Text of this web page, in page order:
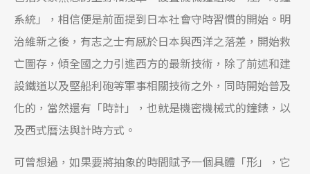
系統」，相信便是前面提到日本社會守時習慣的開始。明
治維新之後，有志之士有感於日本與西洋之落差，開始救
亡圖存，傾全國之力引進西方的最新技術，除了前述和建
設鐵道以及堅船利砲等軍事相關技術之外，同時開始普及
化的，當然還有「時計」，也就是機密機械式的鐘錶，以
及西式曆法與計時方式。
可曾想過，如果要將抽象的時間賦予一個具體「形」，它